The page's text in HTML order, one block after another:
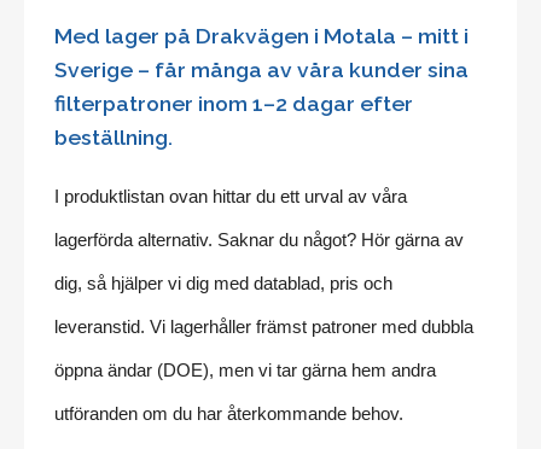
Med lager på Drakvägen i Motala – mitt i
Sverige – får många av våra kunder sina
filterpatroner inom 1–2 dagar efter
beställning.
I produktlistan ovan hittar du ett urval av våra
lagerförda alternativ. Saknar du något? Hör gärna av
dig, så hjälper vi dig med datablad, pris och
leveranstid. Vi lagerhåller främst patroner med dubbla
öppna ändar (DOE), men vi tar gärna hem andra
utföranden om du har återkommande behov.